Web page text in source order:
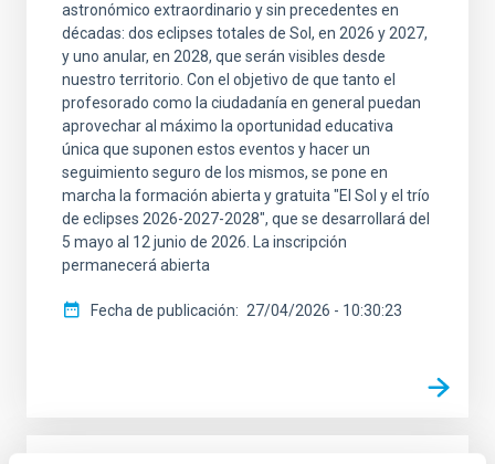
astronómico extraordinario y sin precedentes en
décadas: dos eclipses totales de Sol, en 2026 y 2027,
y uno anular, en 2028, que serán visibles desde
nuestro territorio. Con el objetivo de que tanto el
profesorado como la ciudadanía en general puedan
aprovechar al máximo la oportunidad educativa
única que suponen estos eventos y hacer un
seguimiento seguro de los mismos, se pone en
marcha la formación abierta y gratuita "El Sol y el trío
de eclipses 2026-2027-2028", que se desarrollará del
5 mayo al 12 junio de 2026. La inscripción
permanecerá abierta
Fecha de publicación 27/04/2026 - 10:30:23